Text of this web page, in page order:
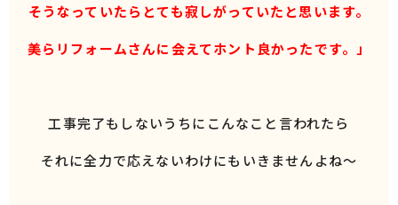
そうなっていたらとても寂しがっていたと思います。
美らリフォームさんに会えてホント良かったです。」
工事完了もしないうちにこんなこと言われたら
それに全力で応えないわけにもいきませんよね～